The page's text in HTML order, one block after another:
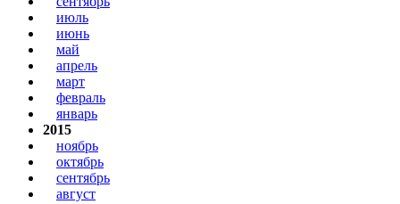
июль
июнь
май
апрель
март
февраль
январь
2015
ноябрь
октябрь
сентябрь
август